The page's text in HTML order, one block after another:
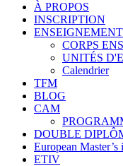
À PROPOS
INSCRIPTION
ENSEIGNEMENT
CORPS
UNITÉS
Calendrier
TFM
BLOG
CAM
DOUBLE
European
ETIV